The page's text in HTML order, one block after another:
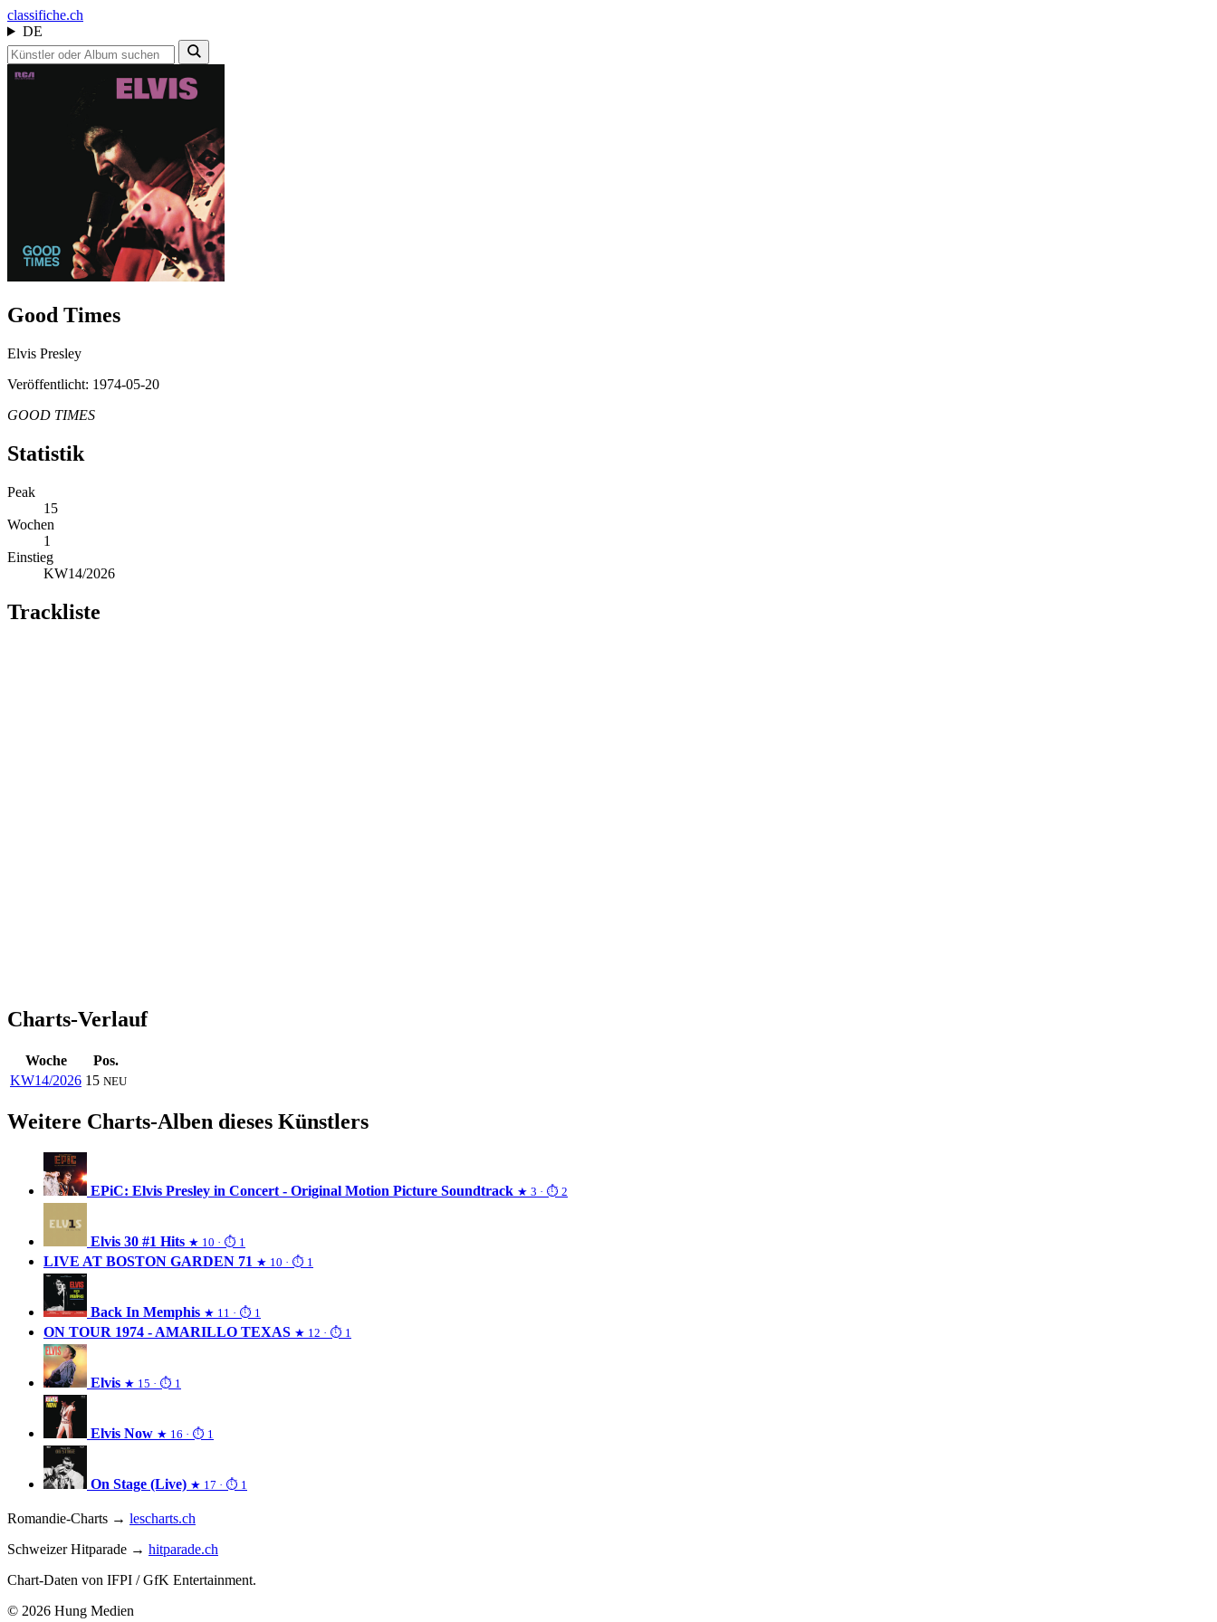
classifiche.ch
DE
Good Times
Elvis Presley
Veröffentlicht: 1974-05-20
GOOD TIMES
Statistik
Peak
15
Wochen
1
Einstieg
KW14/2026
Trackliste
Charts-Verlauf
Woche
Pos.
KW14/2026 15 NEU
Weitere Charts-Alben dieses Künstlers
EPiC: Elvis Presley in Concert - Original Motion Picture Soundtrack ★ 3 · ⏱ 2
Elvis 30 #1 Hits ★ 10 · ⏱ 1
LIVE AT BOSTON GARDEN 71 ★ 10 · ⏱ 1
Back In Memphis ★ 11 · ⏱ 1
ON TOUR 1974 - AMARILLO TEXAS ★ 12 · ⏱ 1
Elvis ★ 15 · ⏱ 1
Elvis Now ★ 16 · ⏱ 1
On Stage (Live) ★ 17 · ⏱ 1
Romandie-Charts → lescharts.ch
Schweizer Hitparade → hitparade.ch
Chart-Daten von IFPI / GfK Entertainment.
© 2026 Hung Medien